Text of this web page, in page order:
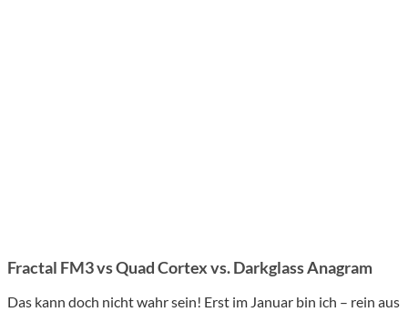
Fractal FM3 vs Quad Cortex vs. Darkglass Anagram
Das kann doch nicht wahr sein! Erst im Januar bin ich – rein aus